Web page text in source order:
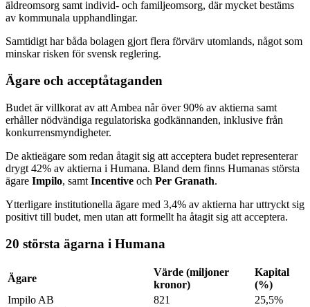
äldreomsorg samt individ- och familjeomsorg, där mycket bestäms
av kommunala upphandlingar.
Samtidigt har båda bolagen gjort flera förvärv utomlands, något som
minskar risken för svensk reglering.
Ägare och acceptåtaganden
Budet är villkorat av att Ambea når över 90% av aktierna samt
erhåller nödvändiga regulatoriska godkännanden, inklusive från
konkurrensmyndigheter.
De aktieägare som redan åtagit sig att acceptera budet representerar
drygt 42% av aktierna i Humana. Bland dem finns Humanas största
ägare Impilo, samt Incentive och Per Granath.
Ytterligare institutionella ägare med 3,4% av aktierna har uttryckt sig
positivt till budet, men utan att formellt ha åtagit sig att acceptera.
20 största ägarna i Humana
Ägare
Värde (miljoner
kronor)
Kapital
(%)
Impilo AB
821
25,5%